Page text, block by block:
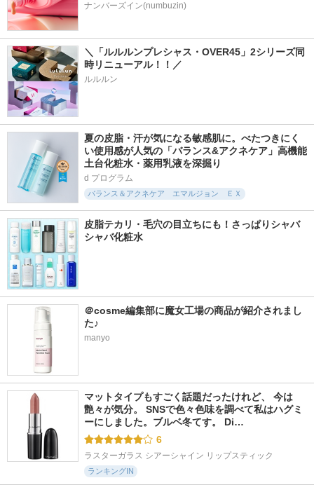
ナンバーズイン(numbuzin)
＼「ルルルンプレシャス・OVER45」2シリーズ同
時リニューアル！！／
ルルルン
夏の皮脂・汗が気になる敏感肌に。べたつきにく
い使用感が人気の「バランス&アクネケア」高機能
土台化粧水・薬用乳液を深掘り
d プログラム
バランス＆アクネケア エマルジョン ＥＸ
皮脂テカリ・毛穴の目立ちにも！さっぱりシャバ
シャバ化粧水
＠cosme編集部に魔女工場の商品が紹介されまし
た♪
manyo
マットタイプもすごく話題だったけれど、 今は
艶々が気分。 SNSで色々色味を調べて私はハグミ
ーにしました。ブルベ冬てす。 Di…
6
ラスターガラス シアーシャイン リップスティック
ランキングIN